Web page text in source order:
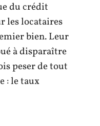
du crédit
les locataires
bien. Leur
à disparaître
peser de tout
: le taux